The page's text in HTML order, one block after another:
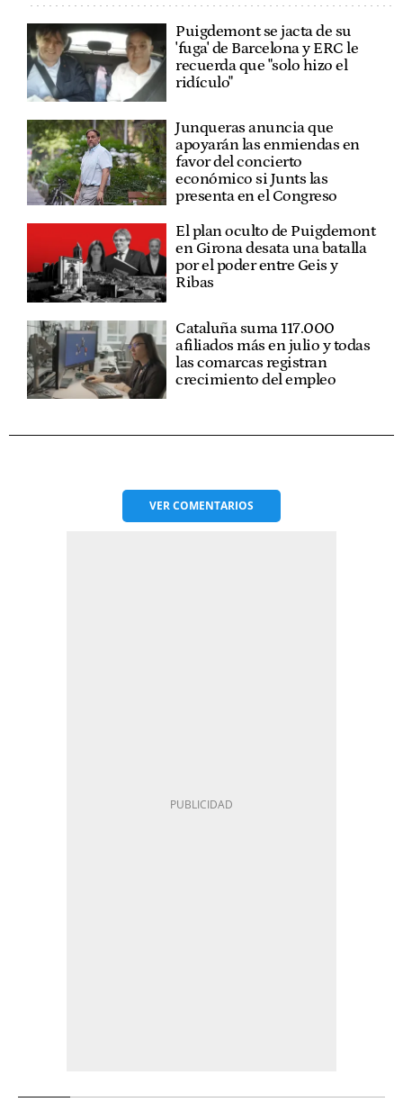
Puigdemont se jacta de su
'fuga' de Barcelona y ERC le
recuerda que "solo hizo el
ridículo"
Junqueras anuncia que
apoyarán las enmiendas en
favor del concierto
económico si Junts las
presenta en el Congreso
El plan oculto de Puigdemont
en Girona desata una batalla
por el poder entre Geis y
Ribas
Cataluña suma 117.000
afiliados más en julio y todas
las comarcas registran
crecimiento del empleo
VERCOMENTARIOS